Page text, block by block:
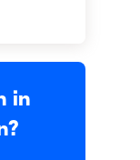
in